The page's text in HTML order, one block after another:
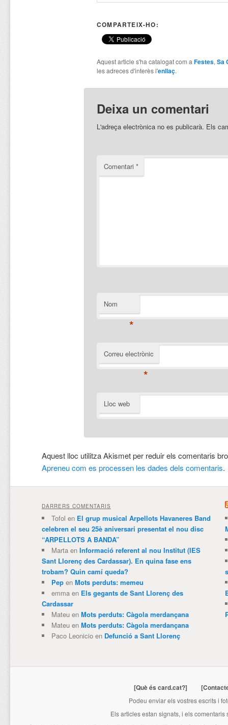
COMPARTEIX-HO:
Aquest article s'ha catalogat com a Festes, Sa
les adreces d'interès l'enllaç.
Deixa un comentari
L'adreça electrònica no es publicarà. Els
Comentari *
Nom
*
Correu electrònic
*
Lloc web
Aquest lloc utilitza Akismet per reduir els comentaris
Apreneu com es processen les dades dels comentaris.
DARRERS COMENTARIS
Tofol en El grup musical Arpellots Havaneres Band
celebren el seu 25è aniversari presentat el nou disc
“ARPELLOTS A BANDA”
Martaen Informació referent al nou Institut (IES
Sant Llorenç des Cardassar). En quina fase ens
trobam? Quin camí queda?
Pepen Mots perduts: memeu
emmaen Els gegants de Sant Llorenç des
Cardassar
Mateuen Mots perduts: Càgola merdançana
Mateuen Mots perduts: Càgola merdançana
Paco Leonicioen Defunció a Sant Llorenç
[Què és card.cat?]
Podeu enviar els vostres escrits i
Els articles estan signats, i els